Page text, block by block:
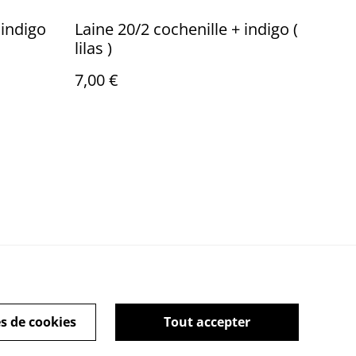
Laine 20/2 cochenille + indigo (
lilas )
7,00 €
Tout accepter
de cookies